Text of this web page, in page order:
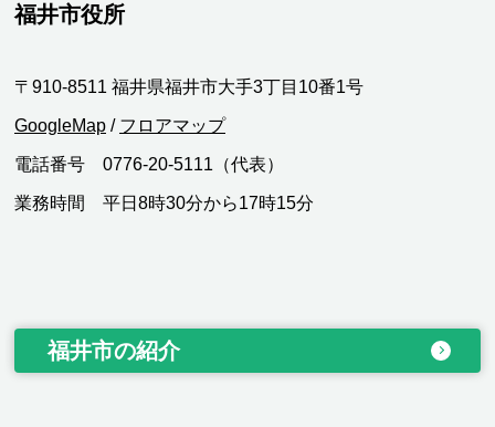
福井市役所
〒910-8511 福井県福井市大手3丁目10番1号
GoogleMap / フロアマップ
電話番号 0776-20-5111（代表）
業務時間 平日8時30分から17時15分
福井市の紹介